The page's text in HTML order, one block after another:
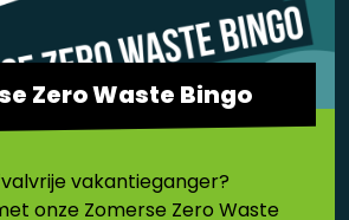
Zero Waste Bingo
vakantieganger?
onze Zomerse Zero Waste